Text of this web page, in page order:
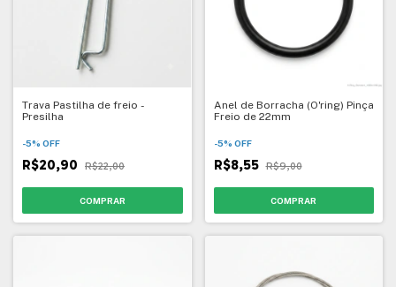
Trava Pastilha de freio -
Presilha
-5% OFF
R$20,90 R$22,00
Anel de Borracha (O'ring) Pinça
Freio de 22mm
-5% OFF
R$8,55 R$9,00